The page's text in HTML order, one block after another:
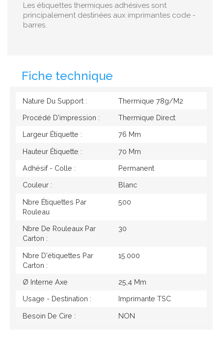
Les étiquettes thermiques adhésives sont
principalement destinées aux imprimantes code -
barres.
Fiche technique
Nature Du Support : Thermique 78g/M2
Procédé D'impression : Thermique Direct
Largeur Étiquette : 76 Mm
Hauteur Étiquette : 70 Mm
Adhésif - Colle : Permanent
Couleur : Blanc
Nbre Étiquettes Par
Rouleau
500
Nbre De Rouleaux Par
Carton :
30
Nbre D'étiquettes Par
Carton :
15.000
Ø Interne Axe 25,4 Mm
Usage - Destination : Imprimante TSC
Besoin De Cire : NON